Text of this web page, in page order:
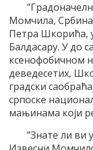
Момчила,
Петра Шкорића,
Балдасару. У до
ксенофобичном
деведесетих,
градски
српоске
мањинама који
”Знате ли ви